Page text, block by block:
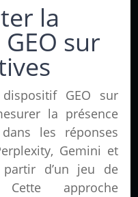
la
sur
dispositif GEO sur
la présence
les réponses
Gemini et
d’un jeu de
approche